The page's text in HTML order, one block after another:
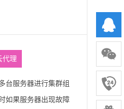
代理
台服务器进行集群组
如果服务器出现故障